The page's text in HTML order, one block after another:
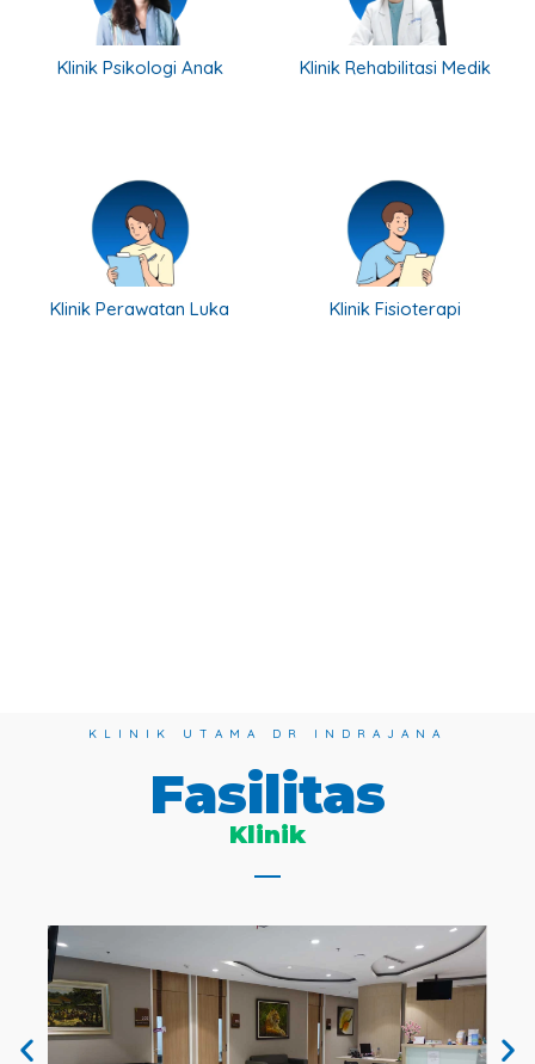
Klinik Psikologi Anak Klinik Rehabilitasi Medik
Klinik Perawatan Luka Klinik Fisioterapi
KLINIK UTAMA DR INDRAJANA
Fasilitas
Klinik